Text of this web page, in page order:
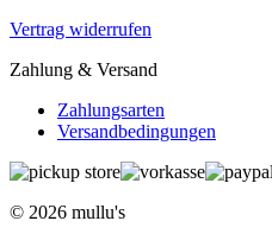
Vertrag widerrufen
Zahlung & Versand
Zahlungsarten
Versandbedingungen
© 2026 mullu's